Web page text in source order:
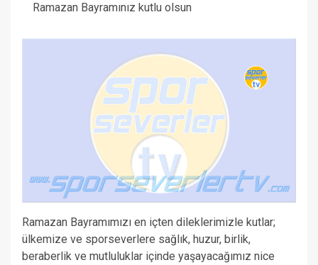
Ramazan Bayramınız kutlu olsun
Ramazan Bayramımızı en içten dileklerimizle kutlar;
ülkemize ve sporseverlere sağlık, huzur, birlik,
beraberlik ve mutluluklar içinde yaşayacağımız nice